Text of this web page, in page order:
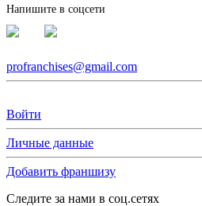
Напишите в соцсети
profranchises@gmail.com
Войти
Личные данные
Добавить франшизу
Следите за нами в соц.сетях